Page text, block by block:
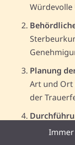
Planung
Art und Ort
der